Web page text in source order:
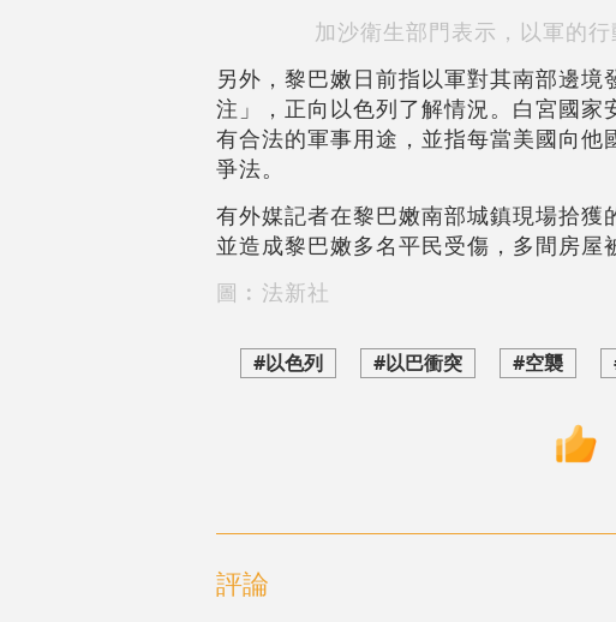
加沙衛生部門表示，以軍的
另外，黎巴嫩日前指以軍對其南部邊境
注」，正向以色列了解情況。白宮國
有合法的軍事用途，並指每當美國向
爭法。
有外媒記者在黎巴嫩南部城鎮現場拾獲
並造成黎巴嫩多名平民受傷，多間房屋
圖︰法新社
#以色列 #以巴衝突 #空襲
評論